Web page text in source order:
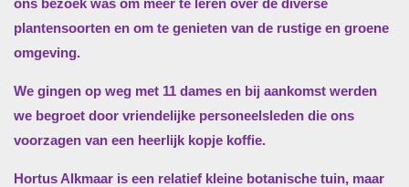
ons bezoek was om meer te leren over de diverse
plantensoorten en om te genieten van de rustige en groene
omgeving.
We gingen op weg met 11 dames en bij aankomst werden
we begroet door vriendelijke personeelsleden die ons
voorzagen van een heerlijk kopje koffie.
Hortus Alkmaar is een relatief kleine botanische tuin, maar